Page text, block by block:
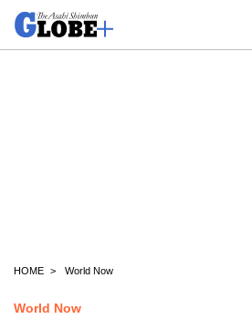
HOME World Now
World Now